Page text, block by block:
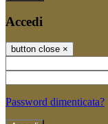
Accedi
button close ×
Password dimenticata?